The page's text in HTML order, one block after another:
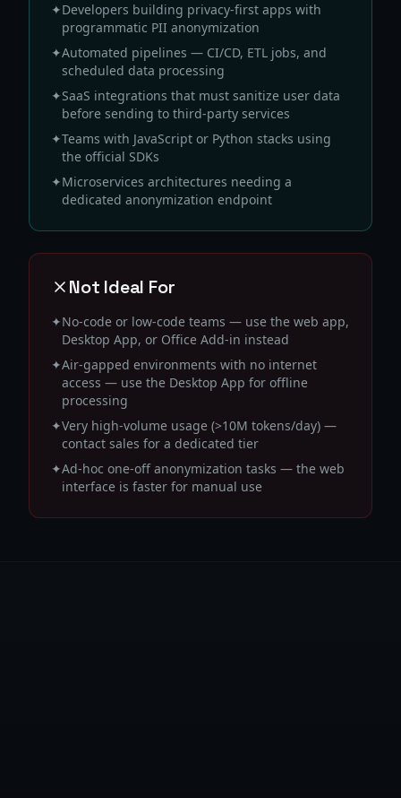
✦Developers building privacy-first apps with
programmatic PII anonymization
✦Automated pipelines — CI/CD, ETL jobs, and
scheduled data processing
✦SaaS integrations that must sanitize user data
before sending to third-party services
✦Teams with JavaScript or Python stacks using
the official SDKs
✦Microservices architectures needing a
dedicated anonymization endpoint
Not Ideal For
✦No-code or low-code teams — use the web app,
Desktop App, or Office Add-in instead
✦Air-gapped environments with no internet
access — use the Desktop App for offline
processing
✦Very high-volume usage (>10M tokens/day) —
contact sales for a dedicated tier
✦Ad-hoc one-off anonymization tasks — the web
interface is faster for manual use